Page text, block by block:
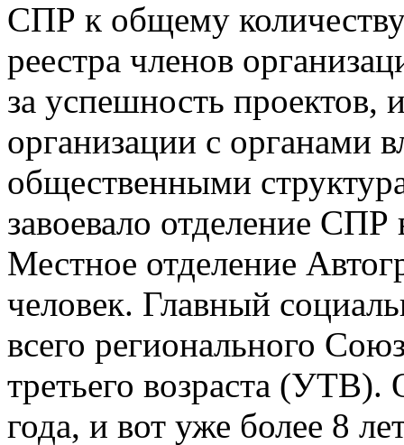
СПР к общему
реестра членов
за успешность проектов,
организации с органами
общественными
завоевало отделение
Местное отделение
человек. Главный
всего регионального
третьего возраста (УТВ).
года, и вот уже более 8